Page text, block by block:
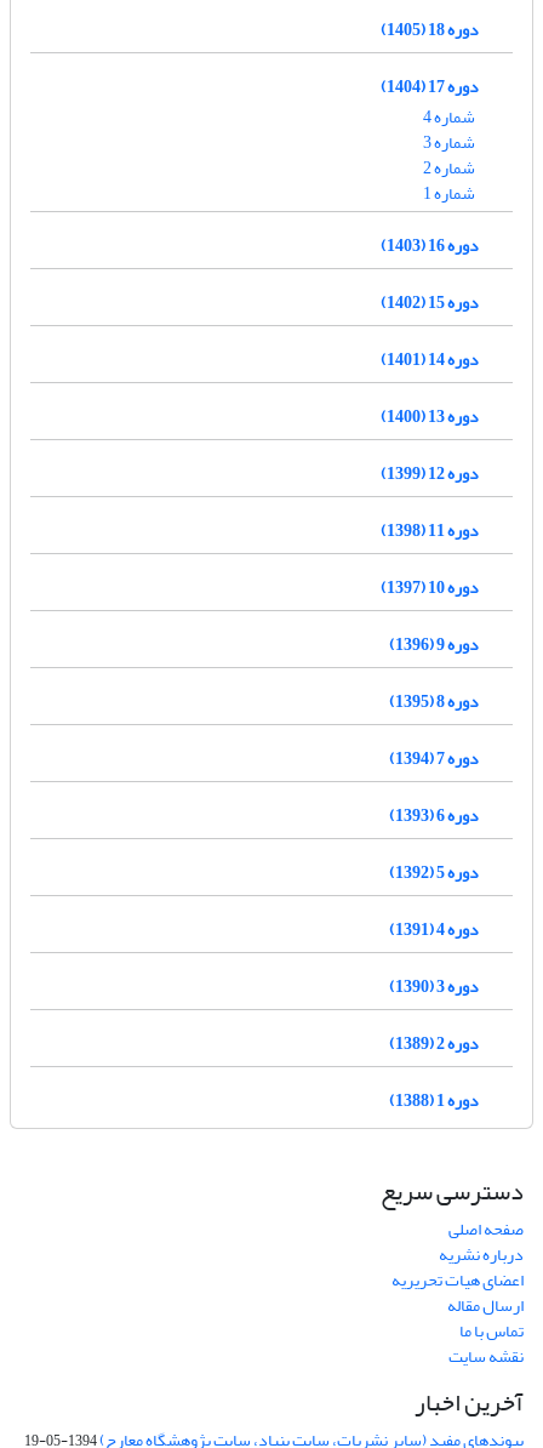
دوره 18 (1405)
دوره 17 (1404)
شماره 4
شماره 3
شماره 2
شماره 1
دوره 16 (1403)
دوره 15 (1402)
دوره 14 (1401)
دوره 13 (1400)
دوره 12 (1399)
دوره 11 (1398)
دوره 10 (1397)
دوره 9 (1396)
دوره 8 (1395)
دوره 7 (1394)
دوره 6 (1393)
دوره 5 (1392)
دوره 4 (1391)
دوره 3 (1390)
دوره 2 (1389)
دوره 1 (1388)
دسترسی سریع
صفحه اصلی
درباره نشریه
اعضای هیات تحریریه
ارسال مقاله
تماس با ما
نقشه سایت
آخرین اخبار
پیوندهای مفید (سایر نشریات، سایت بنیاد، سایت پژوهشگاه معارج)1394-05-19